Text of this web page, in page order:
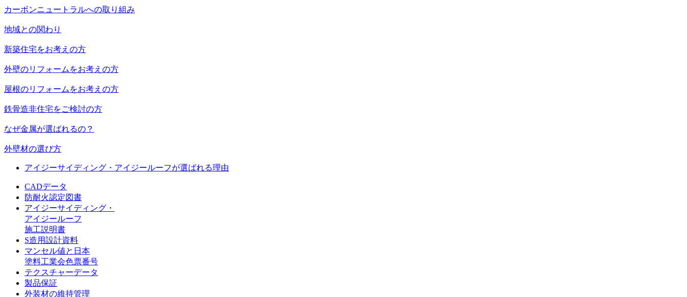
カーボンニュートラルへの取り組み
地域との関わり
新築住宅をお考えの方
外壁のリフォームをお考えの方
屋根のリフォームをお考えの方
鉄骨造非住宅をご検討の方
なぜ金属が選ばれるの？
外壁材の選び方
アイジーサイディング・アイジールーフが選ばれる理由
CADデータ
防耐火認定図書
アイジーサイディング・
アイジールーフ
施工説明書
S造用設計資料
マンセル値と日本
塗料工業会色票番号
テクスチャーデータ
製品保証
外装材の維持管理